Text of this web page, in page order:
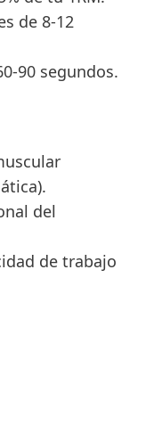
de 8-12
90 segundos.
del
de trabajo